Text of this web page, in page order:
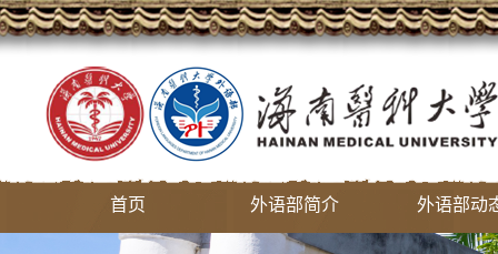
首页 外语部简介 外语部动